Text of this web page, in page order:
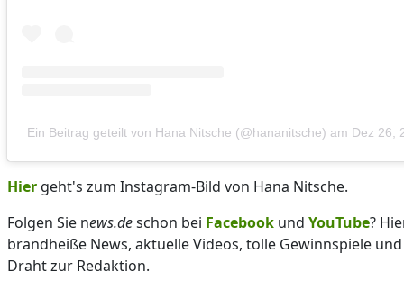
Ein Beitrag geteilt von Hana Nitsche (@hananitsche) am Dez 26,
Hier geht's zum Instagram-Bild von Hana Nitsche.
Folgen Sie news.deschon bei Facebook und YouTube?
brandheiße News, aktuelle Videos, tolle Gewinnspiele
Draht zur Redaktion.